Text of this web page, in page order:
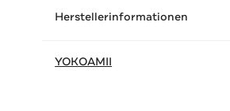
Herstellerinformationen
YOKOAMII